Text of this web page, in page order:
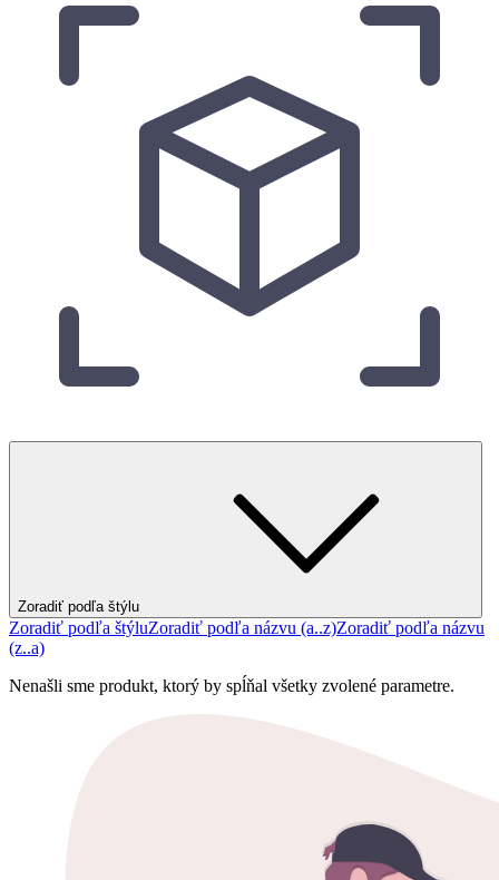
Zoradiť podľa štýlu
Zoradiť podľa štýluZoradiť podľa názvu (a..z)Zoradiť podľa názvu
(z..a)
Nenašli sme produkt, ktorý by spĺňal všetky zvolené parametre.